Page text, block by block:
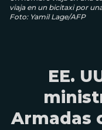
viaja en un bicitaxi por
Foto: Yamil Lage/AFP
EE.
Armadas